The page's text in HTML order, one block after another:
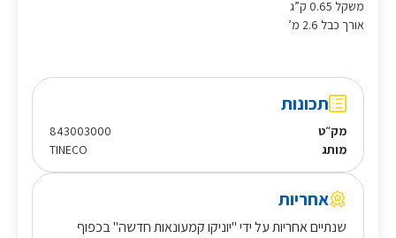
משקל 0.65 ק”ג
אורך כבל 2.6 מ’
תכונות
מק״ט
843003000
מותג
TINECO
אחריות
שנתיים אחריות על ידי "יוניקו קמעונאות חדשה" בכפוף